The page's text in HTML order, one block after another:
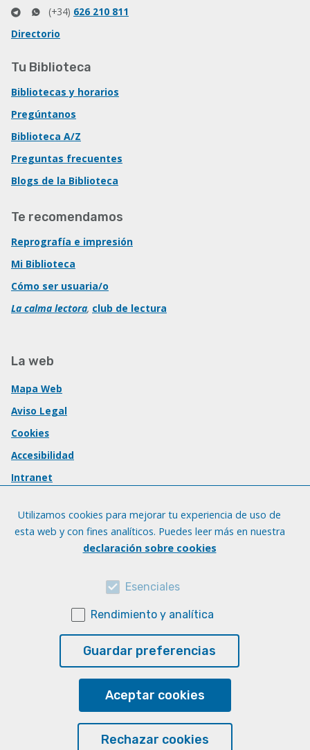
(+34) 626 210 811
Directorio
Tu Biblioteca
Bibliotecas y horarios
Pregúntanos
Biblioteca A/Z
Preguntas frecuentes
Blogs de la Biblioteca
Te recomendamos
Reprografía e impresión
Mi Biblioteca
Cómo ser usuaria/o
La calma lectora, club de lectura
La web
Mapa Web
Aviso Legal
Cookies
Accesibilidad
Intranet
Utilizamos cookies para mejorar tu experiencia de uso de
esta web y con fines analíticos. Puedes leer más en nuestra
declaración sobre cookies
Esenciales
Rendimiento y analítica
Guardar preferencias
Aceptar cookies
Rechazar cookies